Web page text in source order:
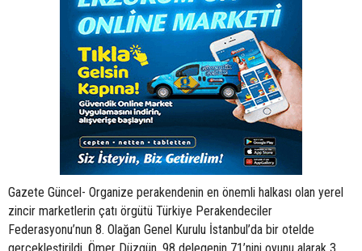
Gazete Güncel- Organize perakendenin en önemli halkası olan yerel
zincir marketlerin çatı örgütü Türkiye Perakendeciler
Federasyonu’nun 8. Olağan Genel Kurulu İstanbul’da bir otelde